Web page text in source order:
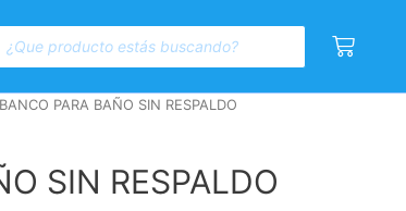
Cart
PARA BAÑO SIN RESPALDO
SIN RESPALDO